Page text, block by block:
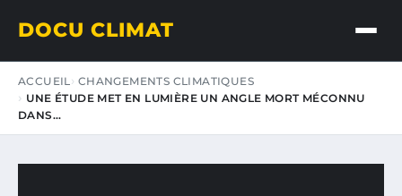
DOCU CLIMAT
ACCUEIL CHANGEMENTS CLIMATIQUES
UNE ÉTUDE MET EN LUMIÈRE UN ANGLE MORT MÉCONNU
DANS…